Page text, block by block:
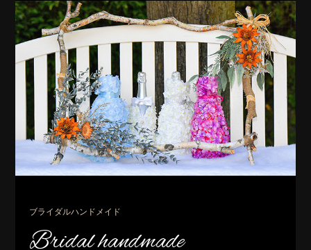
ブライダルハンドメイド
Bridal handmade